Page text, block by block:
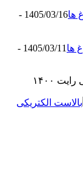
1405/03/16 -
1405/03/11 -